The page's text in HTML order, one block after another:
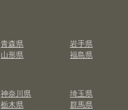
青森県 岩手県
山形県
福島県
神奈川県 埼玉県
栃木県
群馬県